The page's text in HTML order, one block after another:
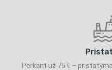
Perkant už 75 € –